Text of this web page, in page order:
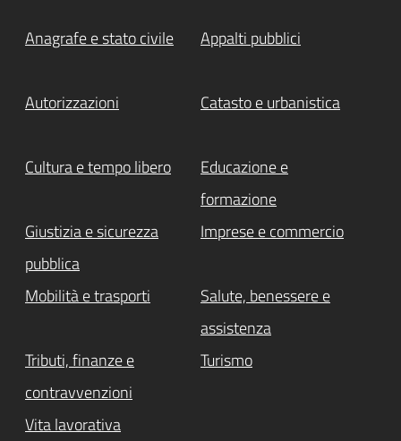
Anagrafe e stato civile Appalti pubblici
Autorizzazioni Catasto e urbanistica
Cultura e tempo libero
Educazione e
formazione
Giustizia e sicurezza
pubblica
Imprese e commercio
Mobilità e trasporti
Salute, benessere e
assistenza
Tributi, finanze e
contravvenzioni
Turismo
Vita lavorativa